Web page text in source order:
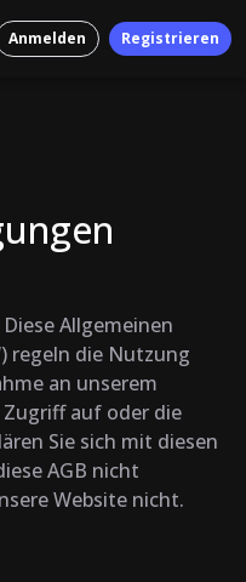
Anmelden Registrieren
Allgemeinen
regeln die Nutzung
an unserem
auf oder die
Sie sich mit diesen
AGB nicht
Website nicht.